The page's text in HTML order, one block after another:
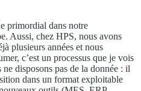
primordial dans notre
Aussi, chez HPS, nous avons
plusieurs années et nous
c’est un processus que je vois
disposons pas de la donnée : il
dans un format exploitable